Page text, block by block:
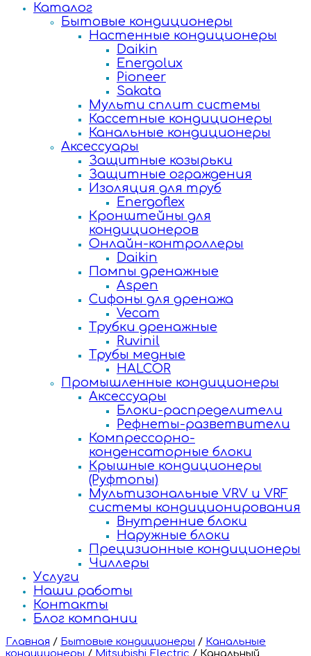
Каталог
Бытовые кондиционеры
Настенные кондиционеры
Daikin
Energolux
Pioneer
Sakata
Мульти сплит системы
Кассетные кондиционеры
Канальные кондиционеры
Аксессуары
Защитные козырьки
Защитные ограждения
Изоляция для труб
Energoflex
Кронштейны для
кондиционеров
Онлайн-контроллеры
Daikin
Помпы дренажные
Aspen
Сифоны для дренажа
Vecam
Трубки дренажные
Ruvinil
Трубы медные
HALCOR
Промышленные кондиционеры
Аксессуары
Блоки-распределители
Рефнеты-разветвители
Компрессорно-
конденсаторные блоки
Крышные кондиционеры
(Руфтопы)
Мультизональные VRV и VRF
системы кондиционирования
Внутренние блоки
Наружные блоки
Прецизионные кондиционеры
Чиллеры
Услуги
Наши работы
Контакты
Блог компании
Главная / Бытовые кондиционеры / Канальные
кондиционеры / Mitsubishi Electric / Канальный